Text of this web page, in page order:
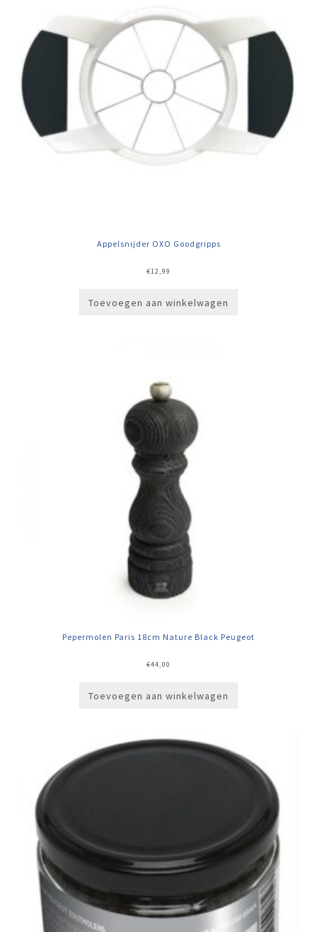
Appelsnijder OXO Goodgripps
€12,99
Toevoegen aan winkelwagen
Pepermolen Paris 18cm Nature Black Peugeot
€44,00
Toevoegen aan winkelwagen